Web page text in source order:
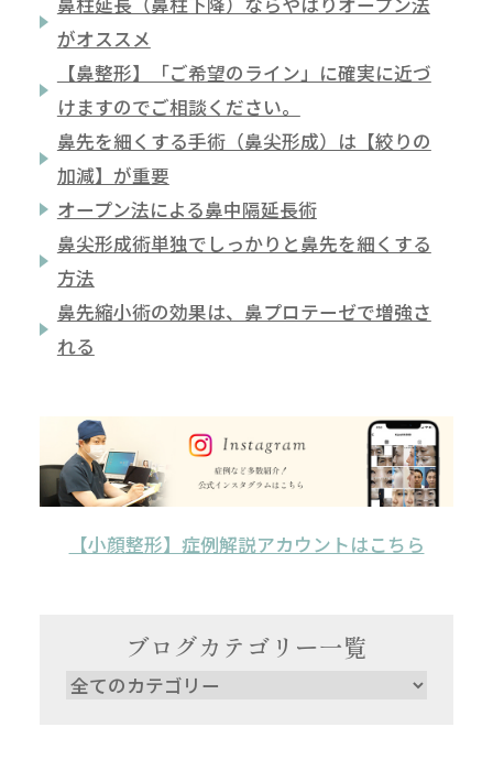
がオススメ
【鼻整形】「ご希望のライン」に確実に近づ
けますのでご相談ください。
鼻先を細くする手術（鼻尖形成）は【絞りの
加減】が重要
オープン法による鼻中隔延長術
鼻尖形成術単独でしっかりと鼻先を細くする
方法
鼻先縮小術の効果は、鼻プロテーゼで増強さ
れる
【小顔整形】症例解説アカウントはこちら
ブログカテゴリー一覧